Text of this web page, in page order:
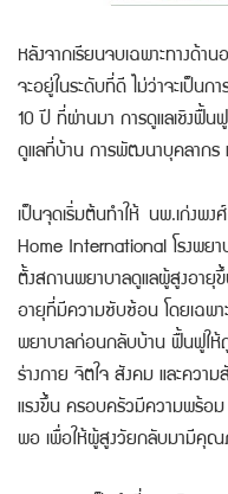
หลังจากเรียนจบเฉพาะทางด้า
จะอยู่ในระดับที่ดี ไม่ว่าจะเป็น
10 ปี ที่ผ่านมา การดูแลเชิงฟื้นฟู
ดูแลที่บ้าน การพัฒนาบุคลากร แ
เป็นจุดเริ่มต้นทำให้ นพ.เก่ง
Home International โรงพย
ตั้งสถานพยาบาลดูแลผู้สูงอายุ
อายุที่มีความซับซ้อน โดยเฉพา
พยาบาลก่อนกลับบ้าน ฟื้นฟูให้
ร่างกาย จิตใจ สังคม และควา
แรงขึ้น ครอบครัวมีความพร้อ
พอ เพื่อให้ผู้สูงวัยกลับมามีคุณ